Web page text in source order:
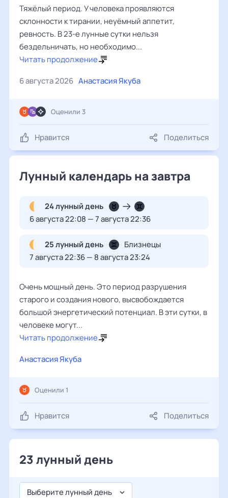
Тяжёлый период. У человека проявляются
склонности к тирании, неуёмный аппетит,
ревность. В 23-е лунные сутки нельзя
бездельничать, но необходимо...
Читать продолжение
6 августа 2026 Анастасия Якуба
Нравится Поделиться
Оценили 3
Лунный календарь на завтра
24 лунный день
6 августа 22:08 — 7 августа 22:36
25 лунный день
Близнецы
7 августа 22:36 — 8 августа 23:24
Очень мощный день. Это период разрушения
старого и создания нового, высвобождается
большой энергетический потенциал. В эти сутки, в
человеке могут...
Читать продолжение
Анастасия Якуба
Нравится Поделиться
Оценили 1
23 лунный день
Выберите лунный день